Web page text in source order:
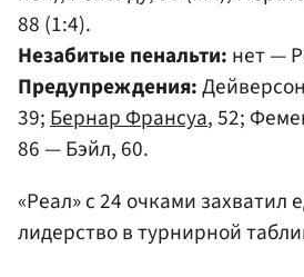
88 (1:4).
Незабитые пенальти: нет —
Предупреждения:
39;Бернар Франсуа, 52;
86 — Бэйл, 60.
«Реал» с 24 очками захватил
лидерство в турнирной